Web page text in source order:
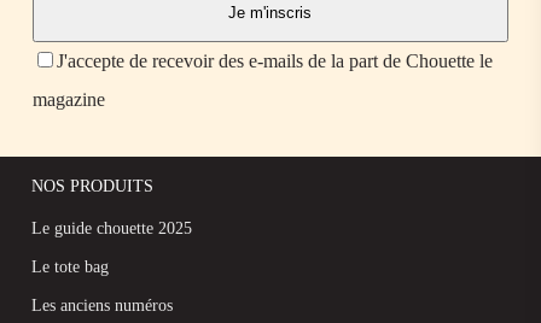
J'accepte de recevoir des e-mails de la part de Chouette le
magazine
NOS PRODUITS
Le guide chouette 2025
Le tote bag
Les anciens numéros